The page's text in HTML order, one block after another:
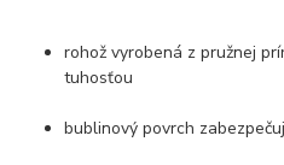
rohož vyrobená z pružnej
tuhosťou
bublinový povrch